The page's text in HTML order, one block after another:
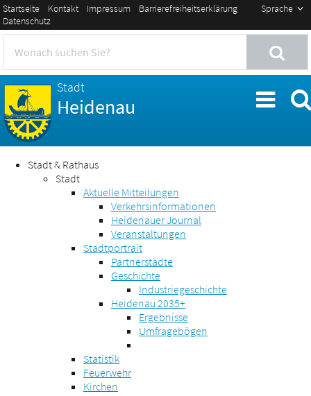
Sprache
Startseite Kontakt Impressum
Barrierefreiheitserklärung
Datenschutz
Stadt
Heidenau
Stadt & Rathaus
Stadt
Aktuelle Mitteilungen
Verkehrsinformationen
Heidenauer Journal
Veranstaltungen
Stadtportrait
Partnerstädte
Geschichte
Industriegeschichte
Heidenau 2035+
Ergebnisse
Umfragebögen
Statistik
Feuerwehr
Kirchen